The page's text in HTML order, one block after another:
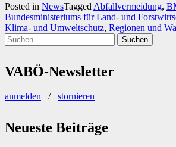
Posted in NewsTagged Abfallvermeidung,
Bundesministeriums für Land- und
Klima- und Umweltschutz, Regionen und
Suchen
nach:
VABÖ-Newsletter
anmelden / stornieren
Neueste Beiträge